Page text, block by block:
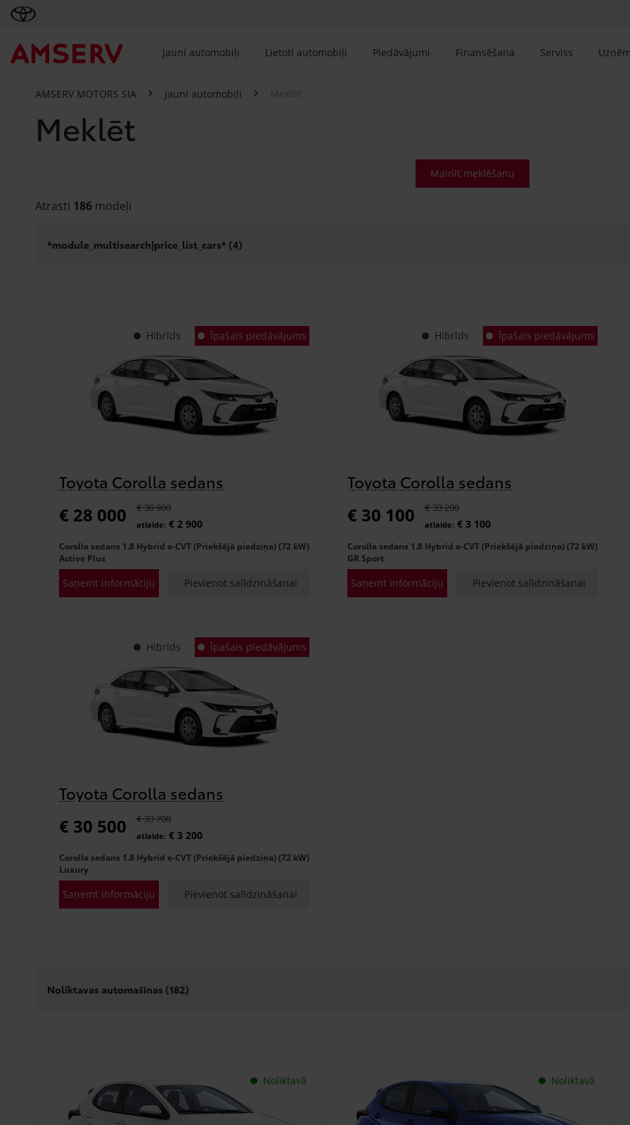
Jauni automobiļi Lietoti automobiļi Piedāvājumi Finansēšana Serviss
AMSERV MOTORS SIA Jauni automobiļi Meklēt
Meklēt
Mainīt meklēšanu
Atrasti 186 modeļi
*module_multisearch|price_list_cars* (4)
Hibrīds Īpašais piedāvājums
Toyota Corolla sedans
€ 28 000 € 30 900
atlaide: € 2 900
Corolla sedans 1.8 Hybrid e-CVT (Priekšējā piedziņa) (72 kW)
Active Plus
Saņemt informāciju Pievienot salīdzināšanai
Hibrīds Īpašais piedāvājums
Toyota Corolla sedans
€ 30 100 € 33 200
atlaide: € 3 100
Corolla sedans 1.8 Hybrid e-CVT (Priekšējā piedziņa) (72 kW)
GR Sport
Saņemt informāciju Pievienot salīdzināšanai
Hibrīds Īpašais piedāvājums
Toyota Corolla sedans
€ 30 500 € 33 700
atlaide: € 3 200
Corolla sedans 1.8 Hybrid e-CVT (Priekšējā piedziņa) (72 kW)
Luxury
Saņemt informāciju Pievienot salīdzināšanai
Noliktavas automašīnas (182)
Noliktavā Noliktavā